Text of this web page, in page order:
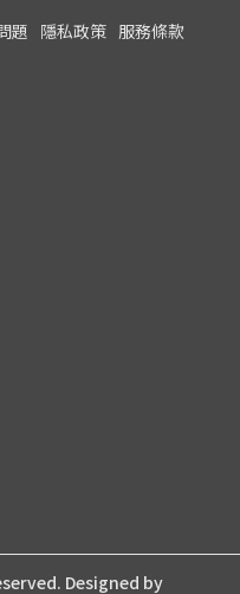
題 隱私政策 服務條款
Designed by